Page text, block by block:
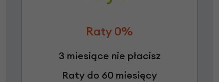
Raty 0%
3 miesiące nie płacisz
Raty do 60 miesięcy